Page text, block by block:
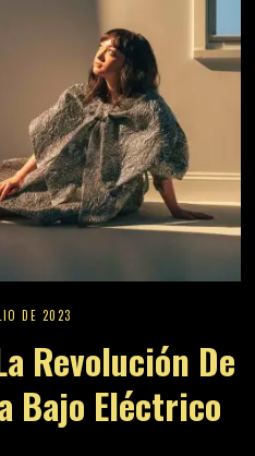
DE 2023
Revolución De
Bajo Eléctrico